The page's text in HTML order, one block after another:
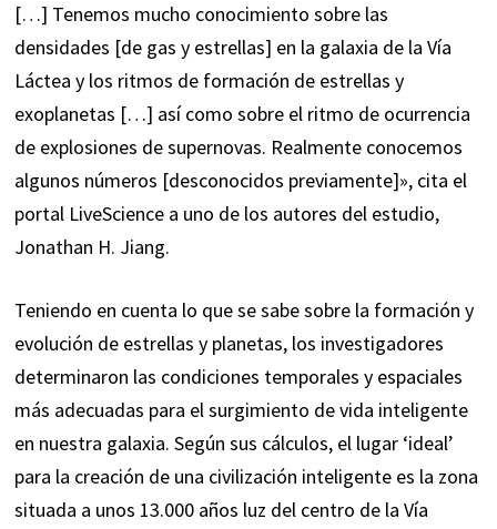
[…] Tenemos mucho conocimiento sobre las
densidades [de gas y estrellas] en la galaxia de la Vía
Láctea y los ritmos de formación de estrellas y
exoplanetas […] así como sobre el ritmo de ocurrencia
de explosiones de supernovas. Realmente conocemos
algunos números [desconocidos previamente]», cita el
portal LiveScience a uno de los autores del estudio,
Jonathan H. Jiang.
Teniendo en cuenta lo que se sabe sobre la formación y
evolución de estrellas y planetas, los investigadores
determinaron las condiciones temporales y espaciales
más adecuadas para el surgimiento de vida inteligente
en nuestra galaxia. Según sus cálculos, el lugar ‘ideal’
para la creación de una civilización inteligente es la zona
situada a unos 13.000 años luz del centro de la Vía